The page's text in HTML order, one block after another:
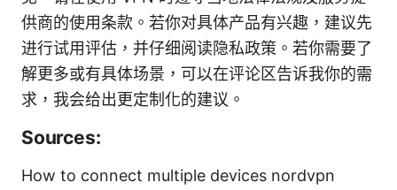
供商的使用条款。若你对具体产品有兴趣，建议先
进行试用评估，并仔细阅读隐私政策。若你需要了
解更多或有具体场景，可以在评论区告诉我你的需
求，我会给出更定制化的建议。
Sources:
How to connect multiple devices nordvpn